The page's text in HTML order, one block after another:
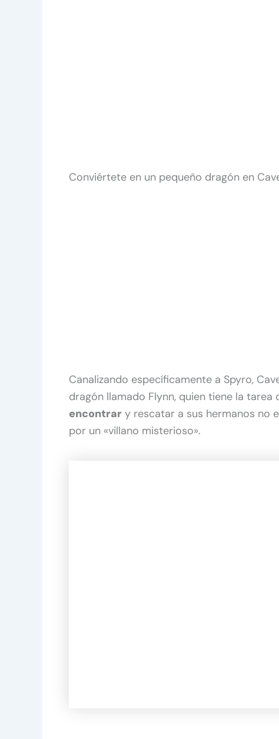
Conviértete en un pequeño dragón en
Canalizando específicamente a Spyro,
dragón llamado Flynn, quien tiene la tarea
encontrar y rescatar a sus hermanos no
por un «villano misterioso».